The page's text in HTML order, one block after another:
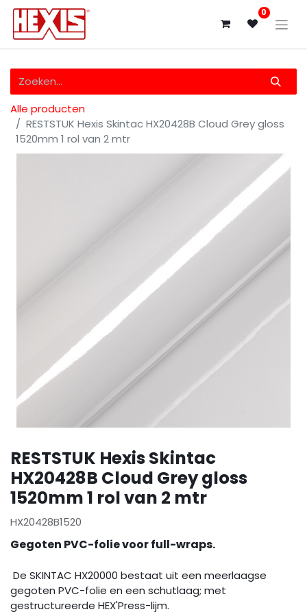
0
Alle producten
RESTSTUK Hexis Skintac HX20428B Cloud Grey gloss
1520mm 1 rol van 2 mtr
RESTSTUK Hexis Skintac
HX20428B Cloud Grey gloss
1520mm 1 rol van 2 mtr
HX20428B1520
Gegoten PVC-folie voor full-wraps.
De SKINTAC HX20000 bestaat uit een meerlaagse
gegoten PVC-folie en een schutlaag; met
gestructureerde HEX'Press-lijm.